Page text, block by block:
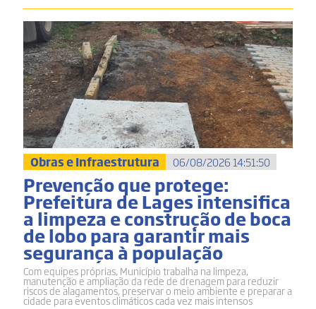
Obras e Infraestrutura 06/08/2026 14:51:50
Prevenção que protege:
Prefeitura de Lages intensifica
a limpeza e construção de boca
de lobo para garantir mais
segurança à população
Com equipes próprias, Município trabalha na limpeza,
manutenção e ampliação da rede de drenagem para reduzir
riscos de alagamentos, preservar o meio ambiente e preparar a
cidade para eventos climáticos cada vez mais intensos